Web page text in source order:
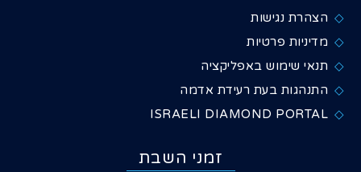
הצהרת נגישות
מדיניות פרטיות
תנאי שימוש באפליקציה
התנהגות בעת רעידת אדמה
ISRAELI DIAMOND PORTAL
זמני השבת